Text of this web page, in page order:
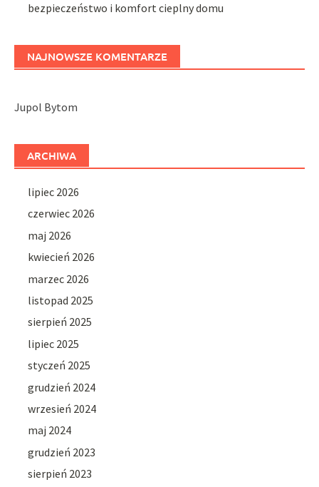
bezpieczeństwo i komfort cieplny domu
NAJNOWSZE KOMENTARZE
Jupol Bytom
ARCHIWA
lipiec 2026
czerwiec 2026
maj 2026
kwiecień 2026
marzec 2026
listopad 2025
sierpień 2025
lipiec 2025
styczeń 2025
grudzień 2024
wrzesień 2024
maj 2024
grudzień 2023
sierpień 2023